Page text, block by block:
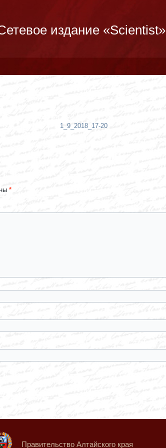
издание «Scientist»
1_9_2018_17-20
*
Правительство Алтайского края